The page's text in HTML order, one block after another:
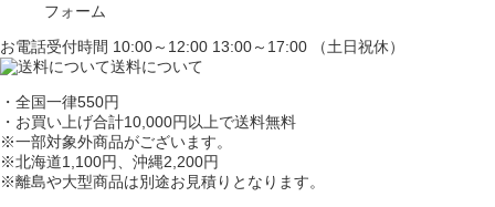
フォーム
お電話受付時間 10:00～12:00 13:00～17:00 （土日祝休）
送料について
・全国一律550円
・お買い上げ合計10,000円 以上で送料無料
※一部対象外商品がございます。
※北海道1,100円
、沖縄2,200円
※離島や大型商品は別途お見積りとなります。